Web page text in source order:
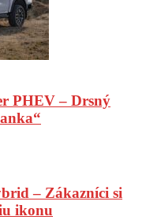
PHEV – Drsný
– Zákazníci si
ikonu